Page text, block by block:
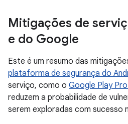
Mitigações de
e do Google
Este é um resumo das
plataforma de segurança do
serviço, como o Google Play
reduzem a probabilidade de
serem exploradas com sucesso